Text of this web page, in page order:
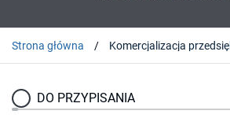
Strona główna
DO PRZYPISANIA